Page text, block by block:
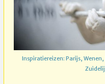
Inspiratiereizen: Parijs,